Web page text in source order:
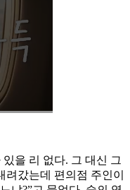
을 리 없다. 그 대신 그
갔는데 편의점 주인이